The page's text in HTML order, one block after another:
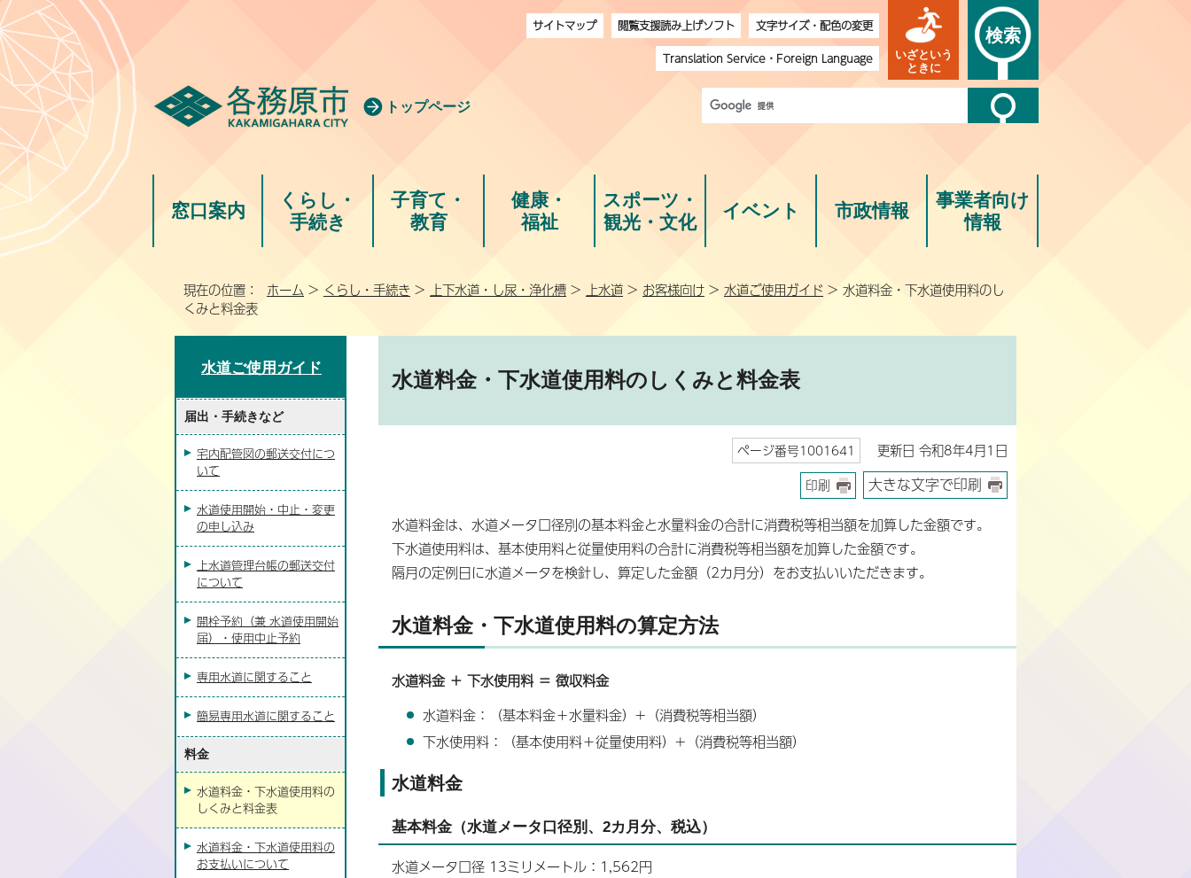
トップページ
サイトマップ 閲覧支援読み上げソフト
文字サイズ・配色の変更
Translation Service・ Foreign Language
いざという
ときに
検索
窓口案内
くらし・
手続き
子育て・
教育
健康・
福祉
スポーツ・
観光・文化
イベント 市政情報
事業者向け
情報
現在の位置： ホーム > くらし・手続き > 上下水道・し尿・浄化槽 > 上水道 > お客様向け > 水道ご使用ガイド > 水道料金・下水道使用料のし
くみと料金表
水道料金・下水道使用料のしくみと料金表
ページ番号1001641 更新日 令和8年4月1日
印刷 大きな文字で印刷
水道料金は、水道メータ口径別の基本料金と水量料金の合計に消費税等相当額を加算した金額です。
下水道使用料は、基本使用料と従量使用料の合計に消費税等相当額を加算した金額です。
隔月の定例日に水道メータを検針し、算定した金額（2カ月分）をお支払いいただきます。
水道料金・下水道使用料の算定方法
水道料金 ＋ 下水使用料 ＝ 徴収料金
水道料金：（基本料金＋水量料金）+（消費税等相当額）
下水使用料：（基本使用料＋従量使用料）+（消費税等相当額）
水道料金
基本料金（水道メータ口径別、2カ月分、税込）
水道メータ口径 13ミリメートル：1,562円
水道ご使用ガイド
届出・手続きなど
宅内配管図の郵送交付につ
いて
水道使用開始・中止・変更
の申し込み
上水道管理台帳の郵送交付
について
開栓予約（兼 水道使用開始
届）・使用中止予約
専用水道に関すること
簡易専用水道に関すること
料金
水道料金・下水道使用料の
しくみと料金表
水道料金・下水道使用料の
お支払いについて